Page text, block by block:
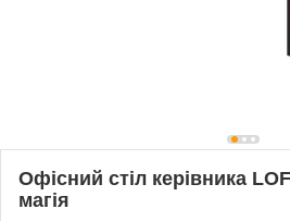
Офісний стіл керівника
магія